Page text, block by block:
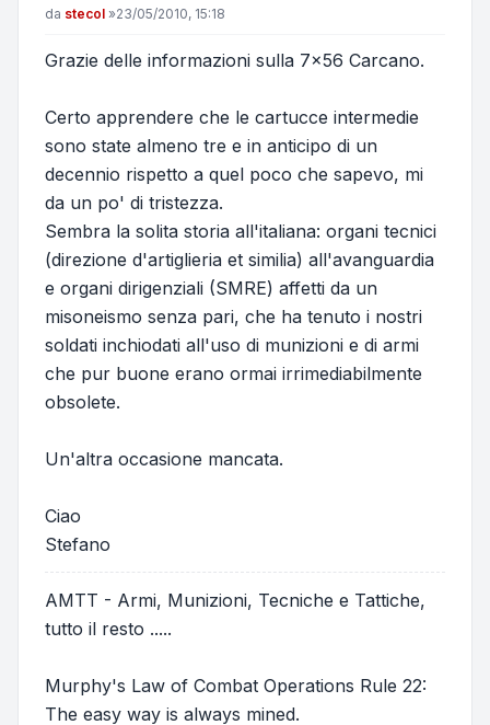
Messaggio
da stecol »23/05/2010, 15:18
Grazie delle informazioni sulla 7x56 Carcano.
Certo apprendere che le cartucce intermedie
sono state almeno tre e in anticipo di un
decennio rispetto a quel poco che sapevo, mi
da un po' di tristezza.
Sembra la solita storia all'italiana: organi tecnici
(direzione d'artiglieria et similia) all'avanguardia
e organi dirigenziali (SMRE) affetti da un
misoneismo senza pari, che ha tenuto i nostri
soldati inchiodati all'uso di munizioni e di armi
che pur buone erano ormai irrimediabilmente
obsolete.
Un'altra occasione mancata.
Ciao
Stefano
AMTT - Armi, Munizioni, Tecniche e Tattiche,
tutto il resto .....
Murphy's Law of Combat Operations Rule 22:
The easy way is always mined.